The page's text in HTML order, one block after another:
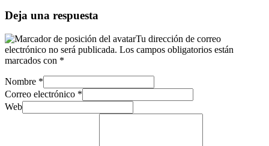
Deja una respuesta
Tu dirección de correo
electrónico no será publicada. Los campos obligatorios están
marcados con *
Nombre *
Correo electrónico *
Web